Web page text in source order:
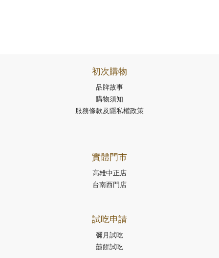
初次購物
品牌故事
購物須知
服務條款及隱私權政策
實體門市
高雄中正店
台南西門店
試吃申請
彌月試吃
囍餅試吃